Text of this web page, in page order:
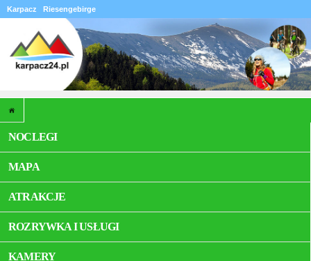
Karpacz Riesengebirge
NOCLEGI
MAPA
ATRAKCJE
ROZRYWKA I USŁUGI
KAMERY